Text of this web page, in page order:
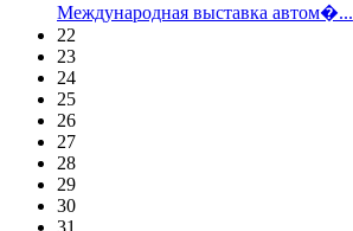
Международная выставка автом�...
22
23
24
25
26
27
28
29
30
31